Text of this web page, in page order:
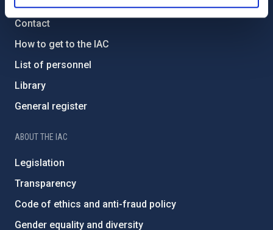
Contact
How to get to the IAC
List of personnel
Library
General register
ABOUT THE IAC
Legislation
Transparency
Code of ethics and anti-fraud policy
Gender equality and diversity